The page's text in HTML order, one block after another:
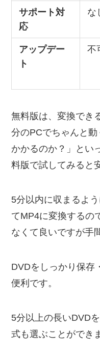
サポート対
応
な
アップデー
ト
不
無料版は、変換でき
分のPCでちゃんと
かかるのか？」とい
料版で試してみると
5分以内に収まるよ
てMP4に変換するの
なくて良いですが手
DVDをしっかり保存
便利です。
5分以上の長いDVD
式も選ぶことができ